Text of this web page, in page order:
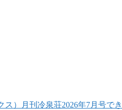
ス）月刊冷泉荘2026年7月号でき